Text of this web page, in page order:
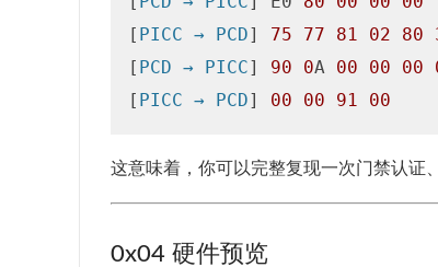
[ PICC → PCD] 75 77 81 02 80
[ PCD → PICC] 90 0A 00 00 00
[ PICC → PCD] 00 00 91 00
这意味着，你可以完整复现一次门禁认证
0x04 硬件预览